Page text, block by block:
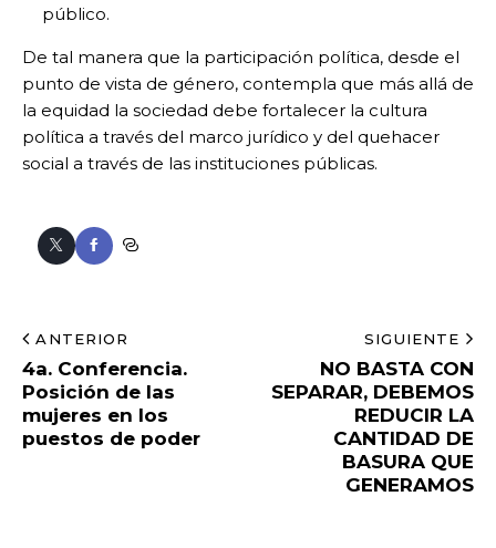
público.
De tal manera que la participación política, desde el
punto de vista de género, contempla que más allá de
la equidad la sociedad debe fortalecer la cultura
política a través del marco jurídico y del quehacer
social a través de las instituciones públicas.
ANTERIOR
4a. Conferencia.
Posición de las
mujeres en los
puestos de poder
SIGUIENTE
NO BASTA CON
SEPARAR, DEBEMOS
REDUCIR LA
CANTIDAD DE
BASURA QUE
GENERAMOS